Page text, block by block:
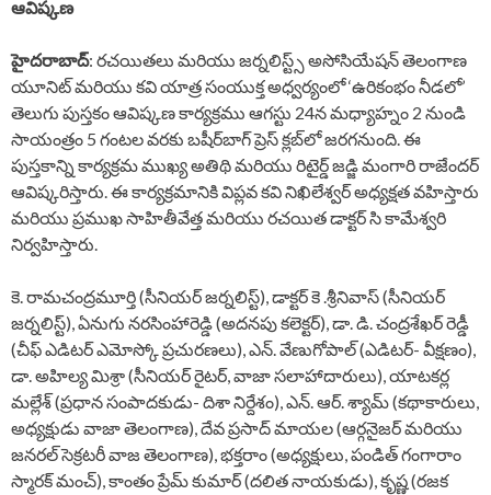
ఆవిష్కణ
హైదరాబాద్: రచయితలు మరియు జర్నలిస్ట్స్ అసోసియేషన్ తెలంగాణ
యూనిట్ మరియు కవి యాత్ర సంయుక్త అధ్వర్యంలో ‘ఉరికంభం నీడలో’
తెలుగు పుస్తకం ఆవిష్కణ కార్యక్రము ఆగస్టు 24న మధ్యాహ్నం 2 నుండి
సాయంత్రం 5 గంటల వరకు బషీర్‌బాగ్ ప్రెస్ క్లబ్‌లో జరగనుంది. ఈ
పుస్తకాన్ని కార్యక్రమ ముఖ్య అతిథి మరియు రిటైర్డ్ జడ్జి మంగారి రాజేందర్
ఆవిష్కరిస్తారు. ఈ కార్యక్రమానికి విప్లవ కవి నిఖిలేశ్వర్ అధ్యక్షత వహిస్తారు
మరియు ప్రముఖ సాహితీవేత్త మరియు రచయిత డాక్టర్ సి కామేశ్వరి
నిర్వహిస్తారు.
కె. రామచంద్రమూర్తి (సీనియర్ జర్నలిస్ట్), డాక్టర్ కె .శ్రీనివాస్ (సీనియర్
జర్నలిస్ట్), ఏనుగు నరసింహారెడ్డి (అదనపు కలెక్టర్), డా. డి. చంద్రశేఖర్ రెడ్డీ
(చీఫ్ ఎడిటర్ ఎమోస్కో ప్రచురణలు), ఎన్. వేణుగోపాల్ (ఎడిటర్- వీక్షణం),
డా. అహిల్య మిశ్రా (సీనియర్ రైటర్, వాజా సలాహాదారులు), యాటకర్ల
మల్లేశ్ (ప్రధాన సంపాదకుడు- దిశా నిర్దేశం), ఎన్. ఆర్. శ్యామ్ (కథాకారులు,
అధ్యక్షుడు వాజా తెలంగాణ), దేవ ప్రసాద్ మాయల (ఆర్గనైజర్ మరియు
జనరల్ సెక్రటరీ వాజ తెలంగాణ), భక్తరాం (అధ్యక్షులు, పండిత్ గంగారాం
స్మారక్ మంచ్), కాంతం ప్రేమ్ కుమార్ (దలిత నాయకుడు), కృష్ణ (రజక